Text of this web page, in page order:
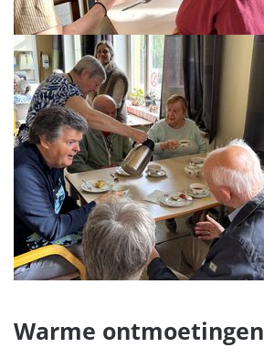
Warme ontmoetingen